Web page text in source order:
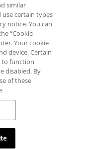
Ce site Web est
The Business
Northants, NN16 8JX,
: 1148410
similar
use certain types
notice. You can
“Cookie
Your cookie
device. Certain
to function
disabled. By
of these